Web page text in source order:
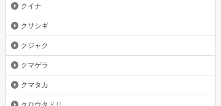
クイナ
クサシギ
クジャク
クマゲラ
クマタカ